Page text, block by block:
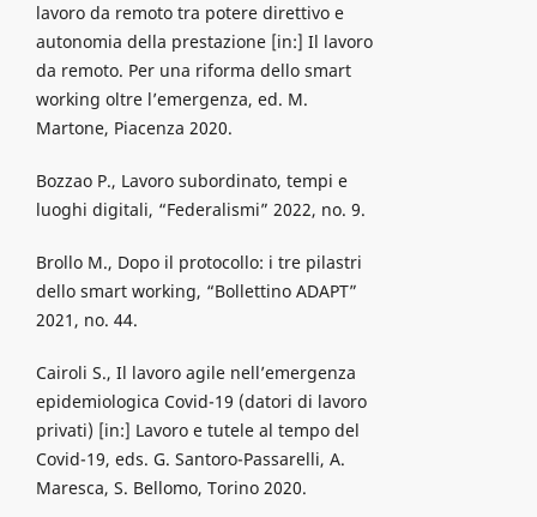
lavoro da remoto tra potere direttivo e
autonomia della prestazione [in:] Il lavoro
da remoto. Per una riforma dello smart
working oltre l’emergenza, ed. M.
Martone, Piacenza 2020.
Bozzao P., Lavoro subordinato, tempi e
luoghi digitali, “Federalismi” 2022, no. 9.
Brollo M., Dopo il protocollo: i tre pilastri
dello smart working, “Bollettino ADAPT”
2021, no. 44.
Cairoli S., Il lavoro agile nell’emergenza
epidemiologica Covid-19 (datori di lavoro
privati) [in:] Lavoro e tutele al tempo del
Covid-19, eds. G. Santoro-Passarelli, A.
Maresca, S. Bellomo, Torino 2020.